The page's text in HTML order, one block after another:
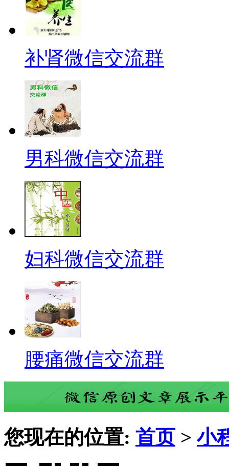
补肾微信交流群
男科微信交流群
妇科微信交流群
腰痛微信交流群
您现在的位置: 首页 >小